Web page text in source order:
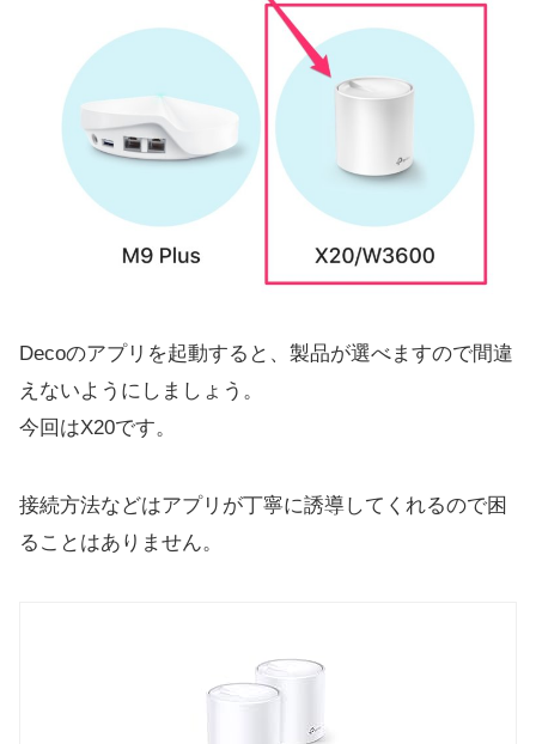
Decoのアプリを起動すると、製品が選べますので間違
えないようにしましょう。
今回はX20です。
接続方法などはアプリが丁寧に誘導してくれるので困
ることはありません。